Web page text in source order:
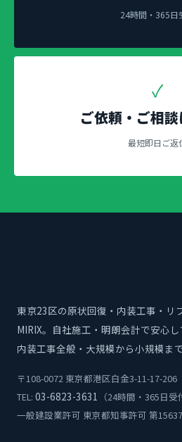
24時間・365日
✓
ご依頼・ご相
最短即日ご返
東京23区の原状回復・内装工事・リ
MIRIX。自社施工・明朗会計で安心し
内装工事全般・大規模から小規模ま
〒108-0072 東京都港区白金3-11-17-206
TEL: 03-6823-3631 （24時間・365日受
一般建設業許可 東京都知事許可 第